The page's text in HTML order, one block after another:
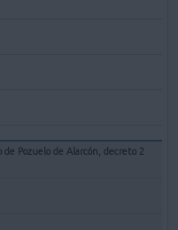
Pozuelo de Alarcón, decreto 2